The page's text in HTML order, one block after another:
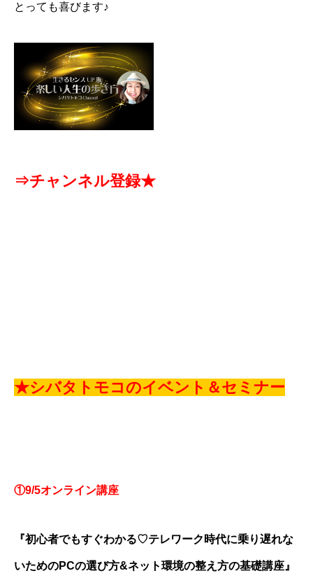
とっても喜びます♪
⇒チャンネル登録★
★シバタトモコのイベント＆セミナー
①9/5オンライン講座
『初心者でもすぐわかる♡テレワーク時代に乗り遅れな
いためのPCの選び方&ネット環境の整え方の基礎講座』